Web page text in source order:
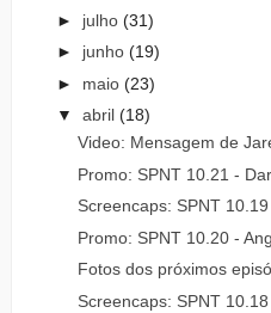
► julho (31)
► junho (19)
► maio (23)
▼ abril (18)
Video: Mensagem de
Promo: SPNT 10.21 -
Screencaps: SPNT
Promo: SPNT 10.20 -
Fotos dos próximos
Screencaps: SPNT